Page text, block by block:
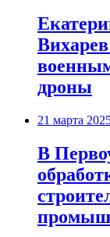
дроны
21 марта
В